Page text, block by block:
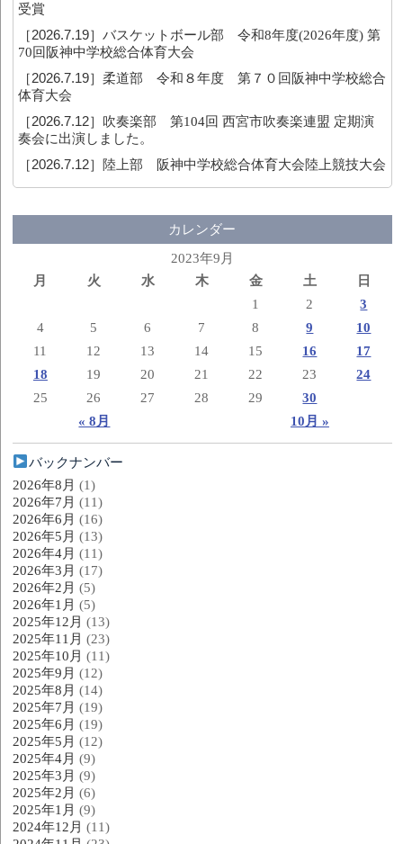
受賞
［2026.7.19］バスケットボール部 令和8年度(2026年度) 第
70回阪神中学校総合体育大会
［2026.7.19］柔道部 令和８年度 第７０回阪神中学校総合
体育大会
［2026.7.12］ 吹奏楽部 第104回 西宮市吹奏楽連盟 定期演
奏会に出演しました。
［2026.7.12］ 陸上部 阪神中学校総合体育大会陸上競技大会
カレンダー
2023年9月
月
火 水 木 金 土 日
« 8月 10月 »
1 2
3
4
5 6 7 8 9
10
11
12 13 14 15 16
17
18
19 20 21 22 23
24
25
26 27 28 29 30
バックナンバー
2026年8月 (1)
2026年7月 (11)
2026年6月 (16)
2026年5月 (13)
2026年4月 (11)
2026年3月 (17)
2026年2月 (5)
2026年1月 (5)
2025年12月 (13)
2025年11月 (23)
2025年10月 (11)
2025年9月 (12)
2025年8月 (14)
2025年7月 (19)
2025年6月 (19)
2025年5月 (12)
2025年4月 (9)
2025年3月 (9)
2025年2月 (6)
2025年1月 (9)
2024年12月 (11)